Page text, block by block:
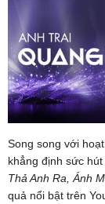
Song song với
khẳng định sức
Thả Anh Ra, Ánh
quả nổi bật trên